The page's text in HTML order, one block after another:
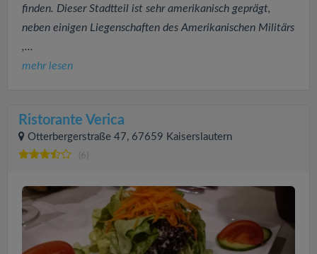
finden. Dieser Stadtteil ist sehr amerikanisch geprägt,
neben einigen Liegenschaften des Amerikanischen Militärs
,...
mehr lesen
Ristorante Verica
Otterbergerstraße 47, 67659 Kaiserslautern
(6)